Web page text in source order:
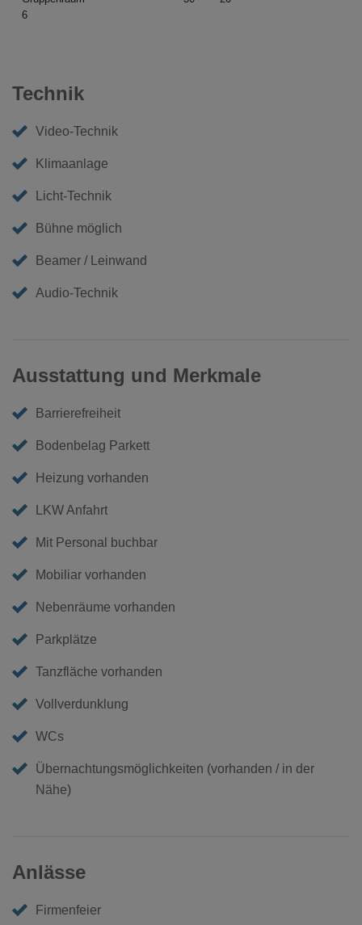
6
Technik
Video-Technik
Klimaanlage
Licht-Technik
Bühne möglich
Beamer / Leinwand
Audio-Technik
Ausstattung und Merkmale
Barrierefreiheit
Bodenbelag Parkett
Heizung vorhanden
LKW Anfahrt
Mit Personal buchbar
Mobiliar vorhanden
Nebenräume vorhanden
Parkplätze
Tanzfläche vorhanden
Vollverdunklung
WCs
Übernachtungsmöglichkeiten (vorhanden / in der
Nähe)
Anlässe
Firmenfeier